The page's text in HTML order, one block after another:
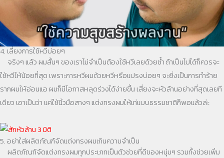
4. เลี่ยงการใช้หวีบ่อยๆ
จริงๆ แล้ว ผมสั้นๆ ของเราไม่จำเป็นต้องใช้หวีเลยด้วยซ้ำ ถ้าเป็นไปได้ก็ควรจะ
ใช้หวีให้น้อยที่สุด เพราะการหวีผมด้วยหวีหรือแปรงบ่อยๆ จะยิ่งเป็นการทำร้าย
รากผมให้อ่อนแอ ผมก็มีโอกาสหลุดร่วงได้ง่ายขึ้น เสี่ยงจะหัวล้านอย่างที่สุดเลยที
เดียว เอาเป็นว่า แค่ใช้นิ้วมือสางๆ แต่งทรงผมให้เท่แบบธรรมชาติก็พอแล้วล่ะ
5. อย่าใส่ผลิตภัณฑ์จัดแต่งทรงผมเกินความจำเป็น
ผลิตภัณฑ์จัดแต่งทรงผมทุกประเภทเป็นตัวช่วยที่ดีของหนุ่มๆ รวมทั้งช่วยเพิ่ม